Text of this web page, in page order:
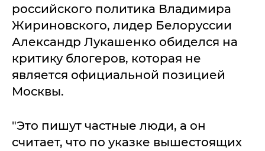
российского политика Владимира
Жириновского, лидер Белоруссии
Александр Лукашенко обиделся на
критику блогеров, которая не
является официальной позицией
Москвы.
"Это пишут частные люди, а он
считает, что по указке вышестоящих